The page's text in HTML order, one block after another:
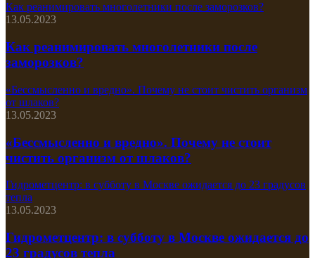
Как реанимировать многолетники после заморозков?
13.05.2023
Как реанимировать многолетники после
заморозков?
«Бессмысленно и вредно». Почему не стоит чистить организм
от шлаков?
13.05.2023
«Бессмысленно и вредно». Почему не стоит
чистить организм от шлаков?
Гидрометцентр: в субботу в Москве ожидается до 23 градусов
тепла
13.05.2023
Гидрометцентр: в субботу в Москве ожидается до
23 градусов тепла